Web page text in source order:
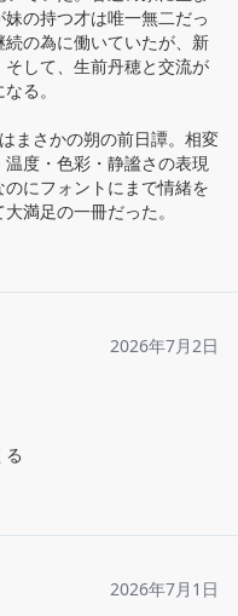
の持つ才は唯一無二だっ
の為に働いていたが、新
して、生前丹穂と交流が
る。
まさかの朔の前日譚。相変
度・色彩・静謐さの表現
にフォントにまで情緒を
満足の一冊だった。
2026年7月2日
2026年7月1日